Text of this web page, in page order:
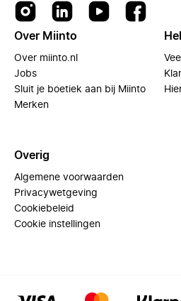
Over Miinto
Over miinto.nl
Jobs
Sluit je boetiek aan bij Miinto
Merken
Overig
Algemene voorwaarden
Privacywetgeving
Cookiebeleid
Cookie instellingen